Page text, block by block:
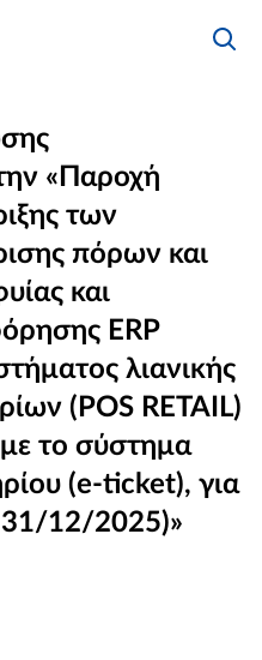
«Παροχή
των
πόρων και
και
ERP
λιανικής
(POS RETAIL)
το σύστημα
(e-ticket), για
31/12/2025)»